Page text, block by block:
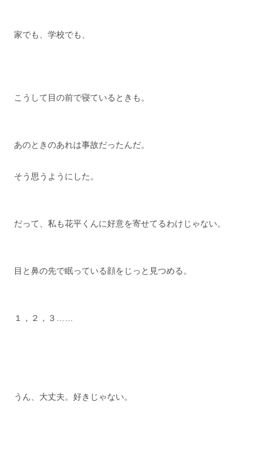
家でも、学校でも、
こうして目の前で寝ているときも。
あのときのあれは事故だったんだ。
そう思うようにした。
だって、私も花平くんに好意を寄せてるわけじゃない。
目と鼻の先で眠っている顔をじっと見つめる。
１，２，３……
うん、大丈夫。好きじゃない。